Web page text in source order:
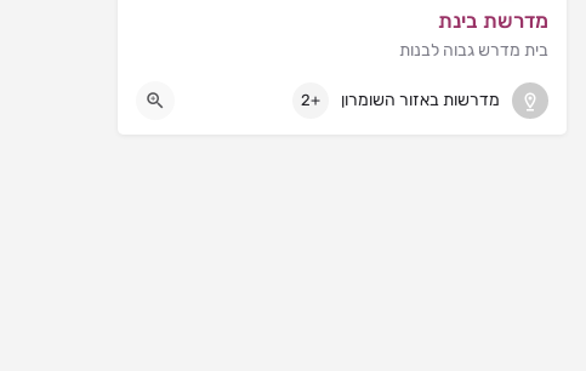
מדרשת בינת
בית מדרש גבוה לבנות
שבות רחל
מדרשות באזור השומרון +2